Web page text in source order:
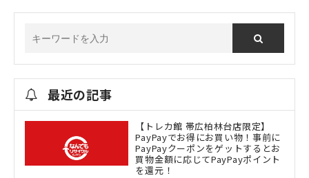
最近の記事
【トレカ館 帯広柏林台店限定】
PayPayでお得にお買い物！事前に
PayPayクーポンをゲットするとお
買物金額に応じてPayPayポイント
を還元！